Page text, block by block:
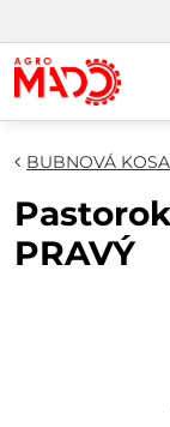
BUBNOVÁ
PRAVÝ